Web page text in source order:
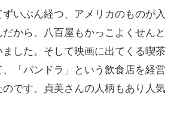
いぶん経つ、アメリカのものが入
から、八百屋もかっこよくせんと
した。そして映画に出てくる喫茶
「パンドラ」という飲食店を経営
です。貞美さんの人柄もあり人気